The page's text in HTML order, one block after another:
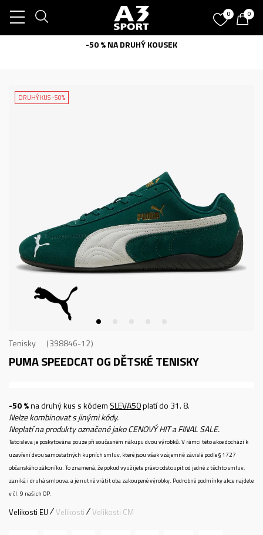
0 0
-50 % NA DRUHÝ KOUSEK
DRUHÝ KUS -50%
Tenisky 398846-12
PUMA SPEEDCAT OGDĚTSKÉ TENISKY
-50 %na druhý kus s kódem SLEVA50platí do 31. 8.
Nelze kombinovat s jinými kódy.
Neplatí na produkty označené jako CENOVÝ HIT a FINAL SALE.
Tato sleva je poskytována pouze při současném nákupu dvou výrobků. V rámci této akce dochází k
uzavření dvou samostatných kupních smluv, které jsou však vzájemně závislé podle § 1727
občanského zákoníku. To znamená, že pokud využijete právo odstoupit od jedné z těchto smluv,
zaniká i druhá smlouva, a je nutné vrátit oba zakoupené výrobky. Podrobné podmínky akce najdete
v čl. 9 našich OP.
Velikosti EU Velikosti Velikosti CM